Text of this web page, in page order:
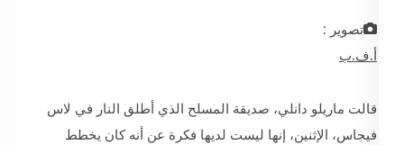
تصوير :
أ.ف.ب
قالت ماريلو دانلي، صديقة المسلح الذي أطلق النار في لاس
فيجاس، الإثنين، إنها ليست لديها فكرة عن أنه كان يخطط